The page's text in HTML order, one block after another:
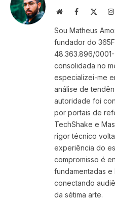
WebsiteFacebook
Sou Matheus
fundador do
48.363.896/
consolidada no
especializei-me
análise de
autoridade foi
por portais de
TechShake e
rigor técnico
experiência do
compromisso é
fundamentadas e
conectando
da sétima arte.